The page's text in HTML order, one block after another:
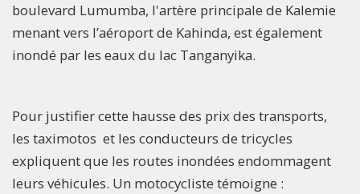
boulevard Lumumba, l'artère principale de Kalemie
menant vers l’aéroport de Kahinda, est également
inondé par les eaux du lac Tanganyika.
Pour justifier cette hausse des prix des transports,
les taximotos et les conducteurs de tricycles
expliquent que les routes inondées endommagent
leurs véhicules. Un motocycliste témoigne :